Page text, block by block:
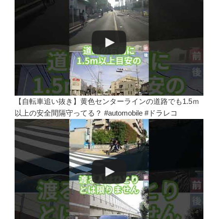
【自転車追い抜き】黄色センターラインの道路でも1.5ｍ
以上の安全間隔守ってる？ #automobile #ドラレコ